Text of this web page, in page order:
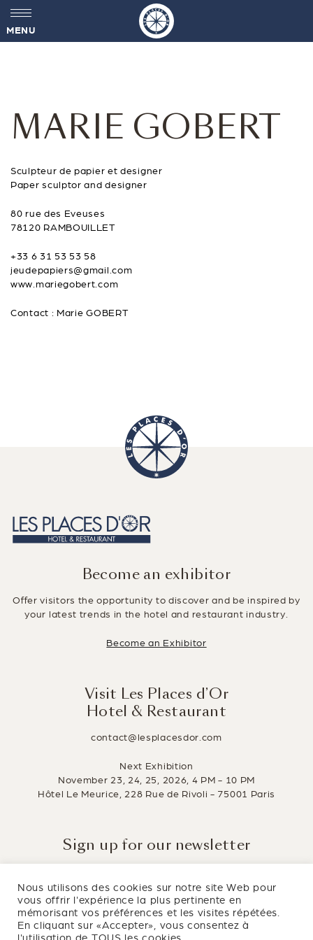
MENU
MARIE GOBERT
Sculpteur de papier et designer
Paper sculptor and designer
80 rue des Eveuses
78120 RAMBOUILLET
+33 6 31 53 53 58
jeudepapiers@gmail.com
www.mariegobert.com
Contact : Marie GOBERT
Become an exhibitor
Offer visitors the opportunity to discover and be inspired by
your latest trends in the hotel and restaurant industry.
Become an Exhibitor
Visit Les Places d’Or
Hotel & Restaurant
contact@lesplacesdor.com
Next Exhibition
November 23, 24, 25, 2026, 4 PM - 10 PM
Hôtel Le Meurice, 228 Rue de Rivoli - 75001 Paris
Sign up for our newsletter
restaurant industry.
Nous utilisons des cookies sur notre site Web pour
vous offrir l'expérience la plus pertinente en
mémorisant vos préférences et les visites répétées.
En cliquant sur «Accepter», vous consentez à